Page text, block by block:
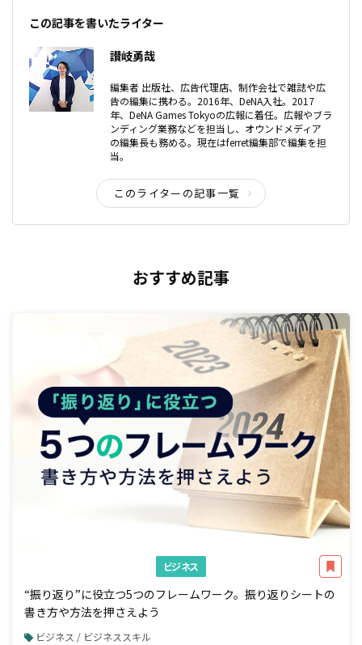
この記事を書いたライター
讃岐勇哉
編集者 出版社、広告代理店、制作会社で雑誌や広
告の編集に携わる。2016年、DeNA入社。2017
年、DeNA Games Tokyoの広報に着任。広報やブラ
ンディング業務などを担当し、オウンドメディア
の編集長も務める。現在はferret編集部で編集を担
当。
このライターの記事一覧
おすすめ記事
ビジネス
“振り返り”に役立つ5つのフレームワーク。振り返りシートの
書き方や方法を押さえよう
ビジネス / ビジネススキル